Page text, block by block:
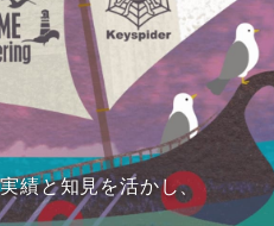
績と知見を活かし、